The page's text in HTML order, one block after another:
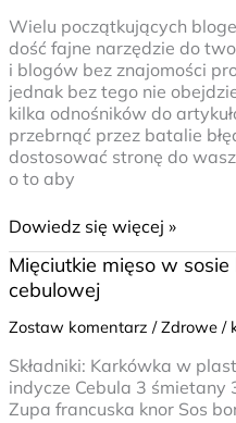
Wielu początkujących
dość fajne narzędzie do
i blogów bez znajomości
jednak bez tego nie
kilka odnośników do
przebrnąć przez batalie
dostosować stronę do
o to aby
Dowiedz się więcej »
Mięciutkie mięso w
cebulowej
Zostaw komentarz /Zdrowe/
Składniki: Karkówka w
indycze Cebula 3
Zupa francuska knor Sos
Mięciutkie
mięso
w
sosie
i
zupie
cebulowej